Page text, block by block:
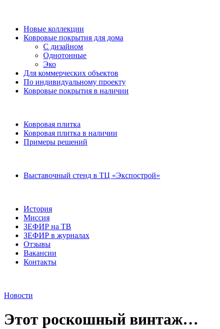
Новые коллекции
Ковровые покрытия для дома
С дизайном
Однотонные
Эко
Для коммерческих объектов
По индивидуальному проекту
Ковровые покрытия в наличии
Ковровая плитка
Ковровая плитка в наличии
Примеры решений
Выставочный стенд в ТЦ «Экспострой»
История
Миссия
ЗЕФИР на ТВ
ЗЕФИР в журналах
Отзывы
Вакансии
Контакты
Новости
Этот роскошный винтаж…